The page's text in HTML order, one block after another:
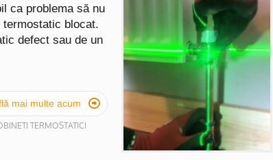
ca problema să nu
blocat.
defect sau de un
mai multe acum 
TERMOSTATICI